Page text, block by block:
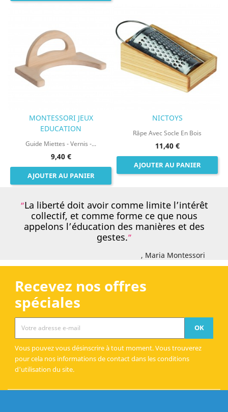
MONTESSORI JEUX
EDUCATION
Guide Miettes - Vernis -...
9,40 €
AJOUTER AU PANIER
NICTOYS
Râpe Avec Socle En Bois
11,40 €
AJOUTER AU PANIER
La liberté doit avoir comme limite l’intérêt
collectif, et comme forme ce que nous
appelons l’éducation des manières et des
gestes.
, Maria Montessori
Recevez nos offres
spéciales
Vous pouvez vous désinscrire à tout moment. Vous trouverez
pour cela nos informations de contact dans les conditions
d'utilisation du site.